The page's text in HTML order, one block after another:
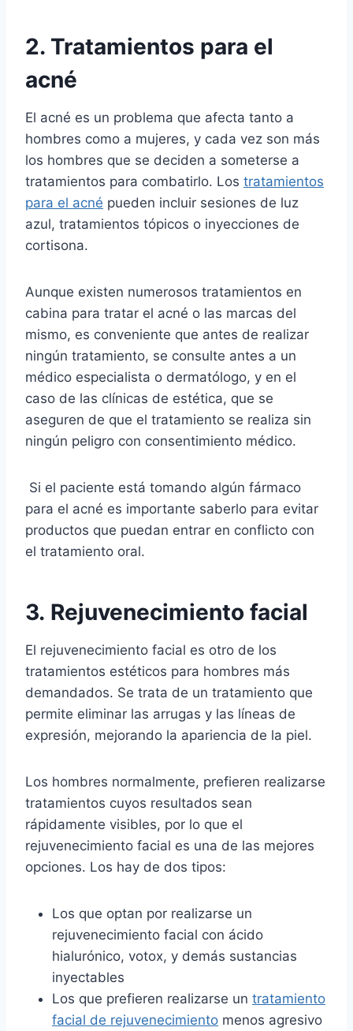
2. Tratamientos para el
acné
El acné es un problema que afecta tanto a
hombres como a mujeres, y cada vez son más
los hombres que se deciden a someterse a
tratamientos para combatirlo. Los tratamientos
para el acné pueden incluir sesiones de luz
azul, tratamientos tópicos o inyecciones de
cortisona.
Aunque existen numerosos tratamientos en
cabina para tratar el acné o las marcas del
mismo, es conveniente que antes de realizar
ningún tratamiento, se consulte antes a un
médico especialista o dermatólogo, y en el
caso de las clínicas de estética, que se
aseguren de que el tratamiento se realiza sin
ningún peligro con consentimiento médico.
Si el paciente está tomando algún fármaco
para el acné es importante saberlo para evitar
productos que puedan entrar en conflicto con
el tratamiento oral.
3. Rejuvenecimiento facial
El rejuvenecimiento facial es otro de los
tratamientos estéticos para hombres más
demandados. Se trata de un tratamiento que
permite eliminar las arrugas y las líneas de
expresión, mejorando la apariencia de la piel.
Los hombres normalmente, prefieren realizarse
tratamientos cuyos resultados sean
rápidamente visibles, por lo que el
rejuvenecimiento facial es una de las mejores
opciones. Los hay de dos tipos:
Los que optan por realizarse un
rejuvenecimiento facial con ácido
hialurónico, votox, y demás sustancias
inyectables
Los que prefieren realizarse un tratamiento
facial de rejuvenecimiento menos agresivo